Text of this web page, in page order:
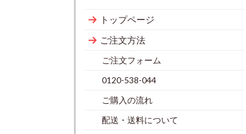
トップページ
ご注文方法
ご注文フォーム
0120-538-044
ご購入の流れ
配送・送料について